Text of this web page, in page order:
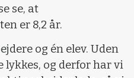
se, at
er 8,2 år.
og én elev. Uden
lykkes, og derfor har vi